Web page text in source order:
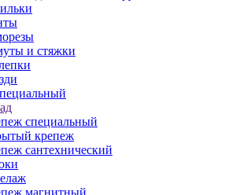
и стяжки
специальный
крепеж
сантехнический
магнитный